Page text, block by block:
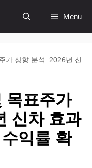
Menu
가 상향 분석: 2026년 신
목표주가
신차 효과
익률 확